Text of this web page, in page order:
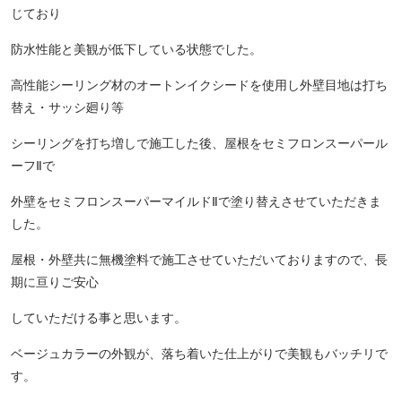
じており
防水性能と美観が低下している状態でした。
高性能シーリング材のオートンイクシードを使用し外壁目地は打ち
替え・サッシ廻り等
シーリングを打ち増しで施工した後、屋根をセミフロンスーパール
ーフⅡで
外壁をセミフロンスーパーマイルドⅡで塗り替えさせていただきま
した。
屋根・外壁共に無機塗料で施工させていただいておりますので、長
期に亘りご安心
していただける事と思います。
ベージュカラーの外観が、落ち着いた仕上がりで美観もバッチリで
す。